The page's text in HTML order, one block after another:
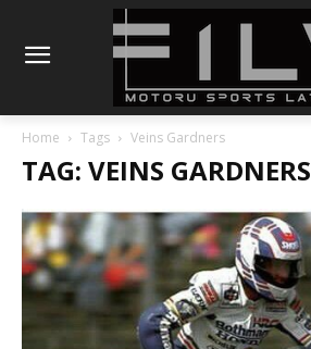
Home Tags Veins Gardners
TAG: VEINS GARDNERS